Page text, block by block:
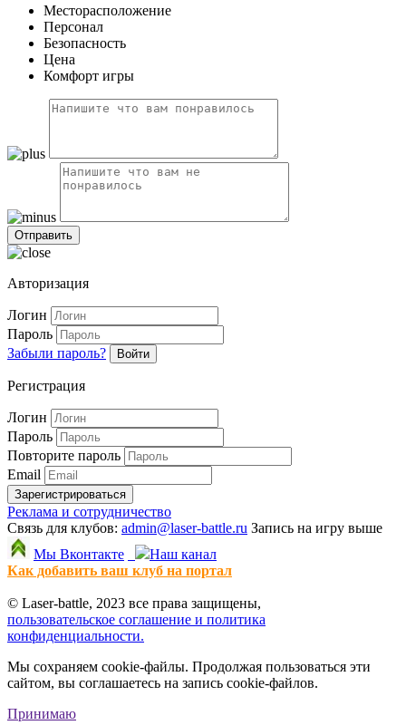
Месторасположение
Персонал
Безопасность
Цена
Комфорт игры
Авторизация
Логин
Пароль
Забыли пароль?
Войти
Регистрация
Логин
Пароль
Повторите пароль
Email
Зарегистрироваться
Реклама и сотрудничество
Связь для клубов: admin@laser-battle.ru Запись на игру выше
Мы Вконтакте
Наш канал
Как добавить ваш клуб на портал
© Laser-battle, 2023 все права защищены,
пользовательское соглашение и политика
конфиденциальности.
Мы сохраняем cookie-файлы. Продолжая пользоваться эти
сайтом, вы соглашаетесь на запись cookie-файлов.
Принимаю